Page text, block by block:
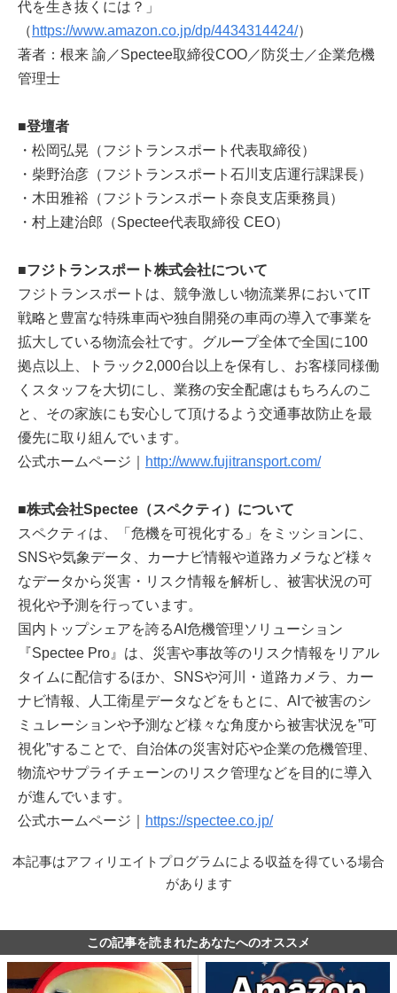
代を生き抜くには？」
（ https://www.amazon.co.jp/dp/4434314424/）
著者：根来 諭／Spectee取締役COO／防災士／企業危機
管理士
■登壇者
・松岡弘晃（フジトランスポート代表取締役）
・柴野治彦（フジトランスポート石川支店運行課課長）
・木田雅裕（フジトランスポート奈良支店乗務員）
・村上建治郎（Spectee代表取締役 CEO）
■フジトランスポート株式会社について
フジトランスポートは、競争激しい物流業界においてIT
戦略と豊富な特殊車両や独自開発の車両の導入で事業を
拡大している物流会社です。グループ全体で全国に100
拠点以上、トラック2,000台以上を保有し、お客様同様働
くスタッフを大切にし、業務の安全配慮はもちろんのこ
と、その家族にも安心して頂けるよう交通事故防止を最
優先に取り組んでいます。
公式ホームページ｜
http://www.fujitransport.com/
■株式会社Spectee（スペクティ）について
スペクティは、「危機を可視化する」をミッションに、
SNSや気象データ、カーナビ情報や道路カメラなど様々
なデータから災害・リスク情報を解析し、被害状況の可
視化や予測を行っています。
国内トップシェアを誇るAI危機管理ソリューション
『Spectee Pro』は、災害や事故等のリスク情報をリアル
タイムに配信するほか、SNSや河川・道路カメラ、カー
ナビ情報、人工衛星データなどをもとに、AIで被害のシ
ミュレーションや予測など様々な角度から被害状況を”可
視化”することで、自治体の災害対応や企業の危機管理、
物流やサプライチェーンのリスク管理などを目的に導入
が進んでいます。
公式ホームページ｜
https://spectee.co.jp/
本記事はアフィリエイトプログラムによる収益を得ている場合
があります
この記事を読まれたあなたへのオススメ